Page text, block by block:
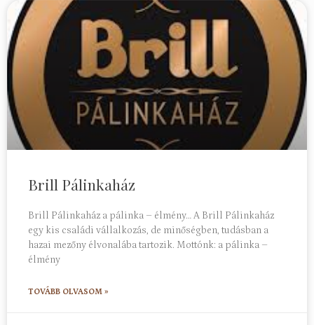
Brill Pálinkaház
Brill Pálinkaház a pálinka – élmény… A Brill Pálinkaház
egy kis családi vállalkozás, de minőségben, tudásban a
hazai mezőny élvonalába tartozik. Mottónk: a pálinka –
élmény
TOVÁBB OLVASOM »